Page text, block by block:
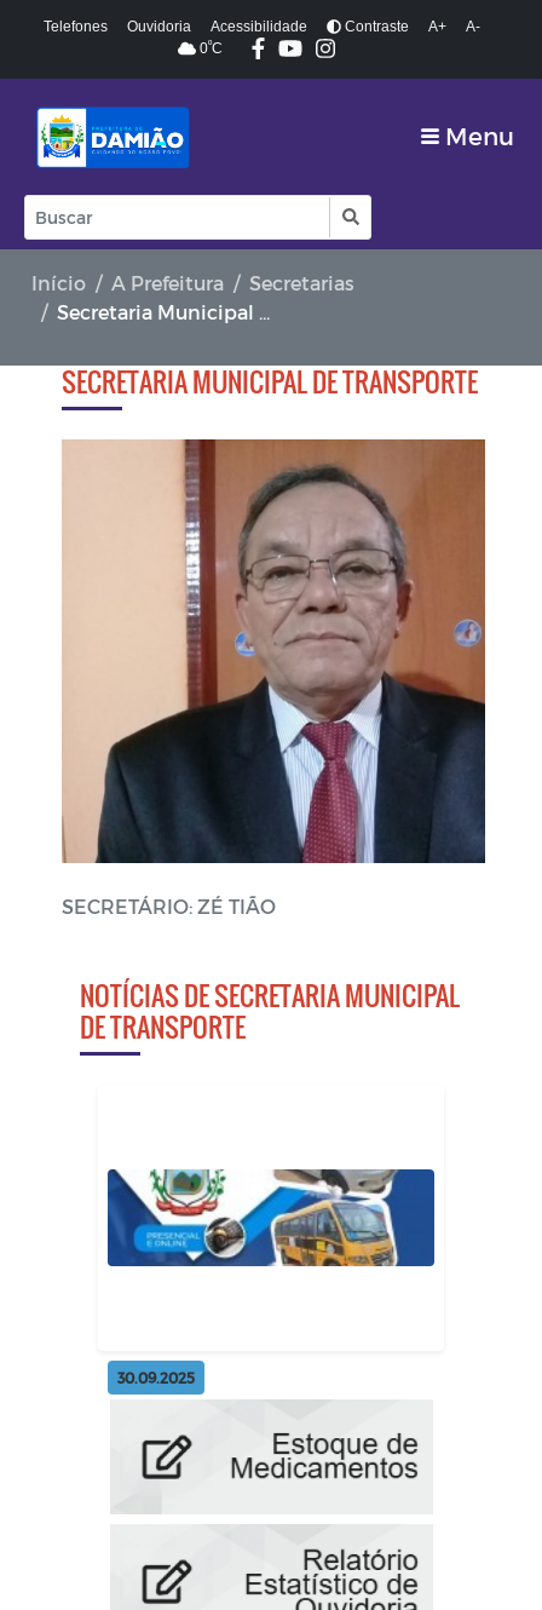
Telefones Ouvidoria Acessibilidade Contraste A+
A-
0ºC
Menu
Início A Prefeitura
Secretarias
Secretaria Municipal de Transporte
SECRETARIA MUNICIPAL DE TRANSPORTE
SECRETÁRIO: ZÉ TIÃO
NOTÍCIAS DE SECRETARIA MUNICIPAL
DE TRANSPORTE
30.09.2025
Leilão Público de bens móveis
Geral